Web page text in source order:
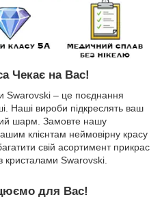
Чекає на Вас!
Swarovski – це поєднання
Наші вироби підкреслять ваш
шарм. Замовте нашу
клієнтам неймовірну красу
свій асортимент прикрас
Swarovski.
для Вас!